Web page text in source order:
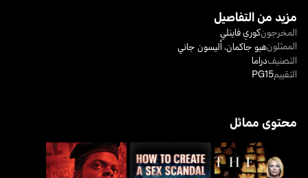
مزيد من التفاصيل
المخرجونكوري فاينلي
الممثلونهيو جاكمان، أليسون جاني
التصنيفدراما
التقييمPG15
محتوى مماثل